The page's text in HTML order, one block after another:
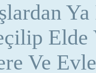
Elde
Ve